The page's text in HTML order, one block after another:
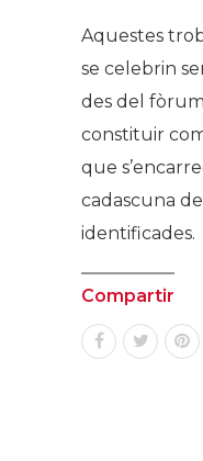
Aquestes
se celebrin
des del
constituir
que
cadascuna
identificades.
Compartir